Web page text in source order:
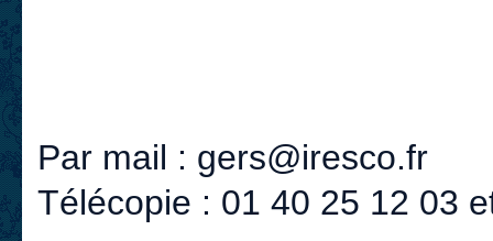
Par mail : gers@iresco.fr
Télécopie : 01 40 25 12 03